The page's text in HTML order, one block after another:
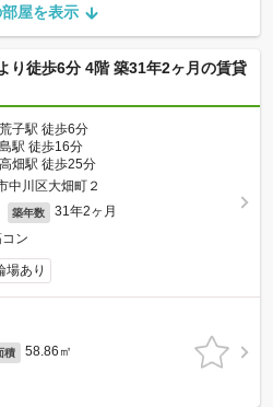
屋を表示
り徒歩6分 4階 築31年2ヶ月の賃貸
子駅 徒歩6分
駅 徒歩16分
畑駅 徒歩25分
中川区大畑町２
築年数 31年2ヶ月
ン
場あり
積 58.86㎡